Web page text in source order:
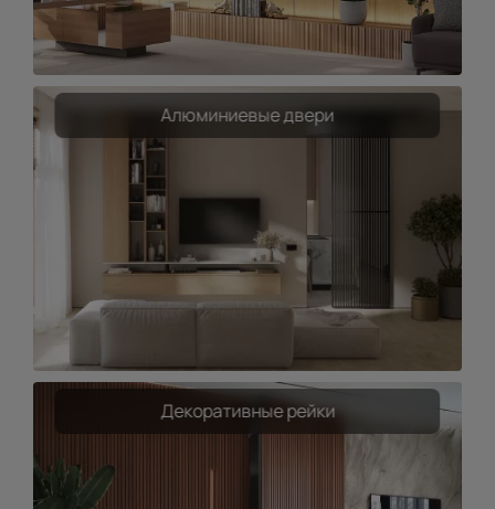
Алюминиевые двери
Декоративные рейки